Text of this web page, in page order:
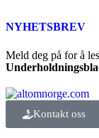
NYHETSBREV
Meld deg på for å
Kontakt oss